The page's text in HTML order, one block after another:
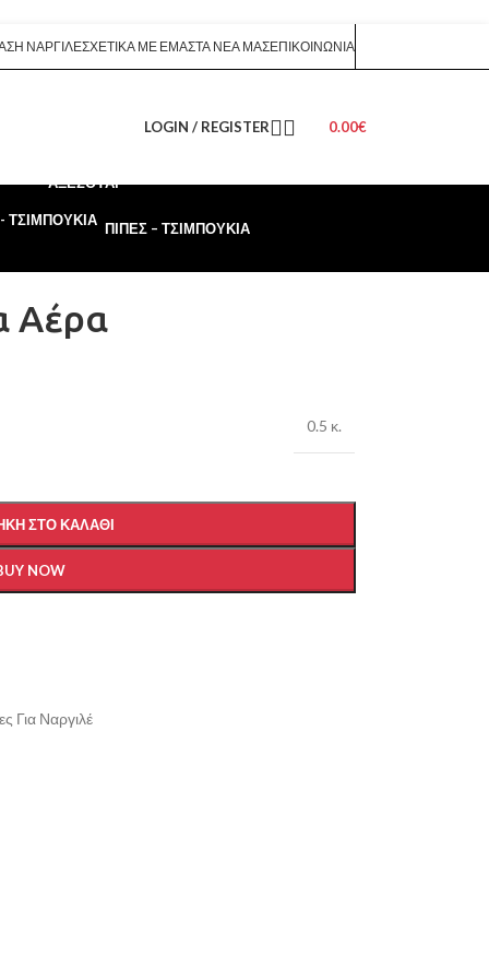
ΝΑΡΓΙΛΈΣΧΕΤΙΚΆ ΜΕ ΕΜΆΣΤΑ ΝΈΑ ΜΑΣΕΠΙΚΟΙΝΩΝΊΑ
LOGIN / REGISTER 0.00€
ΑΞΕΣΟΥΆΡ
ΠΊΠΕΣ – ΤΣΙΜΠΟΎΚΙΑ
Αέρα
0.5 κ.
ΣΤΟ ΚΑΛΆΘΙ
NOW
Για Ναργιλέ